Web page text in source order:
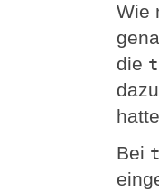
Wie
die
Bei